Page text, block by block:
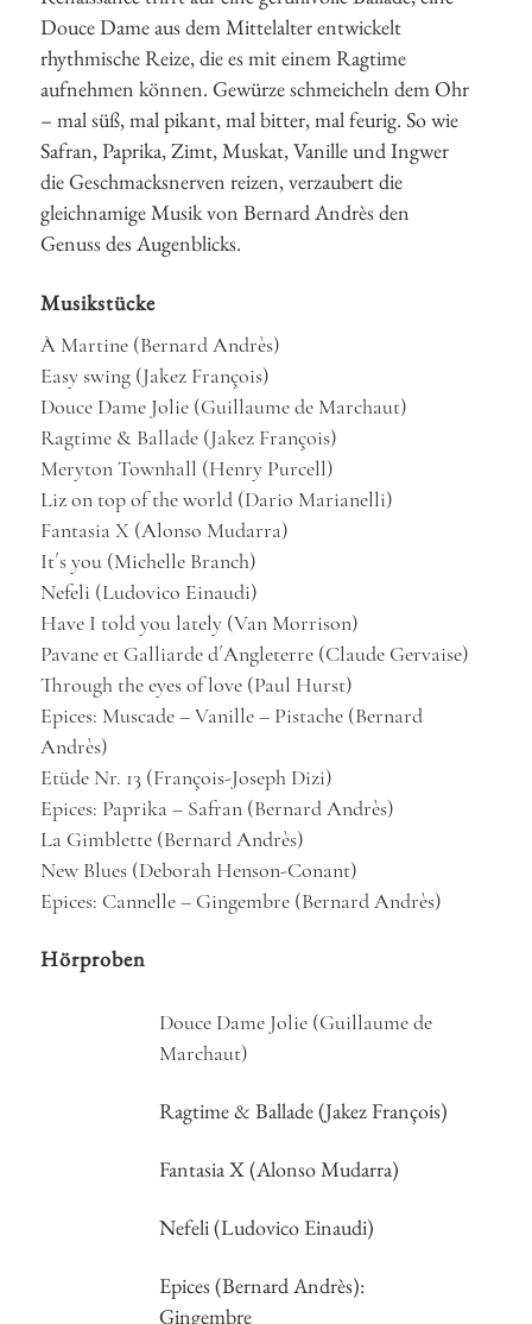
Douce Dame aus dem Mittelalter entwickelt
rhythmische Reize, die es mit einem Ragtime
aufnehmen können. Gewürze schmeicheln dem Ohr
– mal süß, mal pikant, mal bitter, mal feurig. So wie
Safran, Paprika, Zimt, Muskat, Vanille und Ingwer
die Geschmacksnerven reizen, verzaubert die
gleichnamige Musik von Bernard Andrès den
Genuss des Augenblicks.
Musikstücke
À Martine (Bernard Andrès)
Easy swing (Jakez François)
Douce Dame Jolie (Guillaume de Marchaut)
Ragtime & Ballade (Jakez François)
Meryton Townhall (Henry Purcell)
Liz on top of the world (Dario Marianelli)
Fantasia X (Alonso Mudarra)
It´s you (Michelle Branch)
Nefeli (Ludovico Einaudi)
Have I told you lately (Van Morrison)
Pavane et Galliarde d´Angleterre (Claude Gervaise)
Through the eyes of love (Paul Hurst)
Epices: Muscade – Vanille – Pistache (Bernard
Andrès)
Etüde Nr. 13 (François-Joseph Dizi)
Epices: Paprika – Safran (Bernard Andrès)
La Gimblette (Bernard Andrès)
New Blues (Deborah Henson-Conant)
Epices: Cannelle – Gingembre (Bernard Andrès)
Hörproben
Douce Dame Jolie (Guillaume de
Marchaut)
Ragtime & Ballade (Jakez François)
Fantasia X (Alonso Mudarra)
Nefeli (Ludovico Einaudi)
Epices (Bernard Andrès):
Gingembre